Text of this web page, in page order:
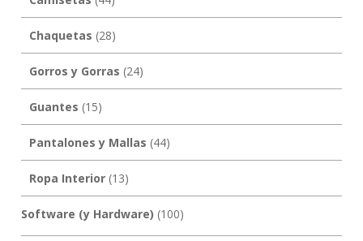
Chaquetas (28)
Gorros y Gorras (24)
Guantes (15)
Pantalones y Mallas (44)
Ropa Interior(13)
Software (y Hardware) (100)